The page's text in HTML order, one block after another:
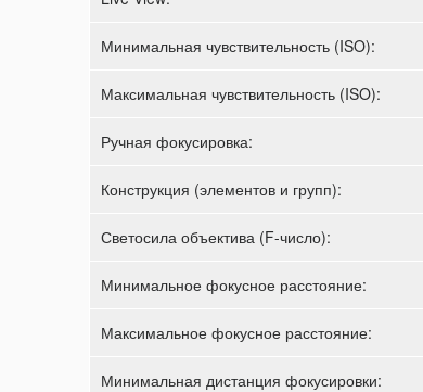
Минимальная чувствительность (ISO):
Максимальная чувствительность (ISO):
Ручная фокусировка:
Конструкция (элементов и групп):
Светосила объектива (F-число):
Минимальное фокусное расстояние:
Максимальное фокусное расстояние:
Минимальная дистанция фокусировки: